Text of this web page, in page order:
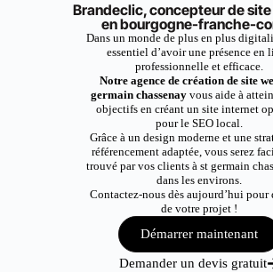
Brandeclic, concepteur de
en bourgogne-franche-
Dans un monde de plus en plus
essentiel d’avoir une présence en
professionnelle et efficace.
Notre agence de création de site
germain chassenayvous aide à
objectifs en créant un site internet
pour le SEO local.
Grâce à un design moderne et une
référencement adaptée, vous serez
trouvé par vos clients à st germain
dans les environs.
Contactez-nous dès aujourd’hui pour
de votre projet !
Démarrer maintenant
Demander un devis gratuit